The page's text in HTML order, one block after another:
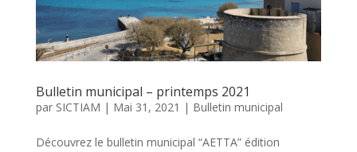
Bulletin municipal – printemps 2021
par SICTIAM | Mai 31, 2021 | Bulletin municipal
Découvrez le bulletin municipal “AETTA” édition